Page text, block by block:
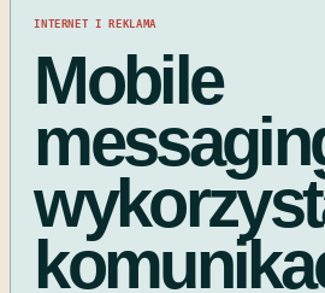
INTERNET I REKLAMA
Mobile